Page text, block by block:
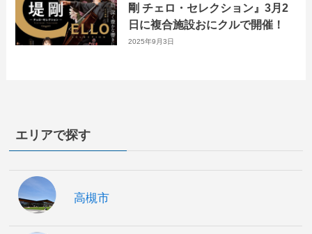
剛 チェロ・セレクション』3月2
日に複合施設おにクルで開催！
2025年9月3日
エリアで探す
高槻市